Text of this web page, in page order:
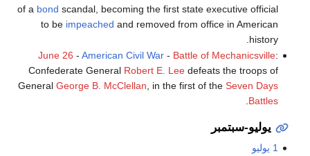
of a bond scandal, becoming the first state executive official
to be impeached and removed from office in American
history.
June 26 - American Civil War- Battle of Mechanicsville:
Confederate General Robert E. Leedefeats the troops of
General George B. McClellan , in the first of the Seven Days
Battles
يوليو-سبتمبر
1 يوليو